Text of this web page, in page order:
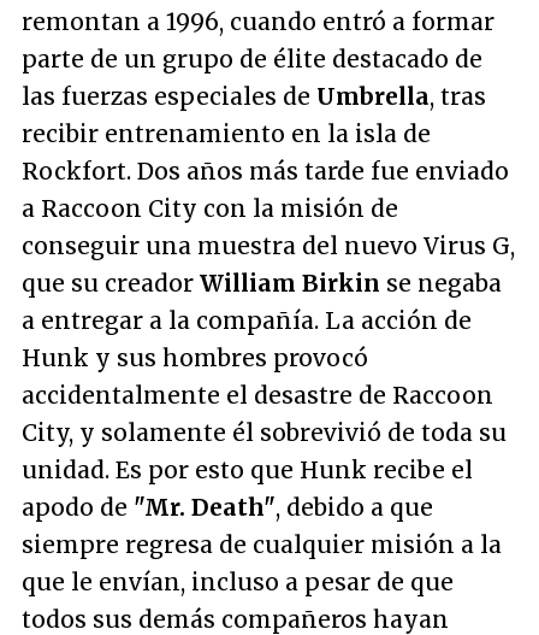
remontan a 1996, cuando entró a formar
parte de un grupo de élite destacado de
las fuerzas especiales de Umbrella, tras
recibir entrenamiento en la isla de
Rockfort. Dos años más tarde fue enviado
a Raccoon City con la misión de
conseguir una muestra del nuevo Virus G,
que su creador William Birkin se negaba
a entregar a la compañía. La acción de
Hunk y sus hombres provocó
accidentalmente el desastre de Raccoon
City, y solamente él sobrevivió de toda su
unidad. Es por esto que Hunk recibe el
apodo de "Mr. Death", debido a que
siempre regresa de cualquier misión a la
que le envían, incluso a pesar de que
todos sus demás compañeros hayan